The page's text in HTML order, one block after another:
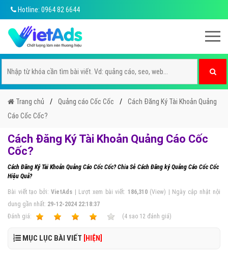
Hotline: 0964 82 6644
Trang chủ Quảng cáo Cốc Cốc
Cách Đăng Ký Tài Khoản Quảng
Cáo Cốc Cốc?
Cách Đăng Ký Tài Khoản Quảng Cáo Cốc
Cốc?
Cách Đăng Ký Tài Khoản Quảng Cáo Cốc Cốc? Chia Sẻ Cách Đăng ký Quảng Cáo Cốc Cốc
Hiệu Quả?
Bài viết tạo bởi:VietAds | Lượt xem bài viết: 186,310(View) | Ngày cập nhật nội
dung gần nhất: 29-12-2024 22:18:37
Ðánh giá:
(4 sao 12 đánh giá)
MỤC LỤC BÀI VIẾT [HIỆN]